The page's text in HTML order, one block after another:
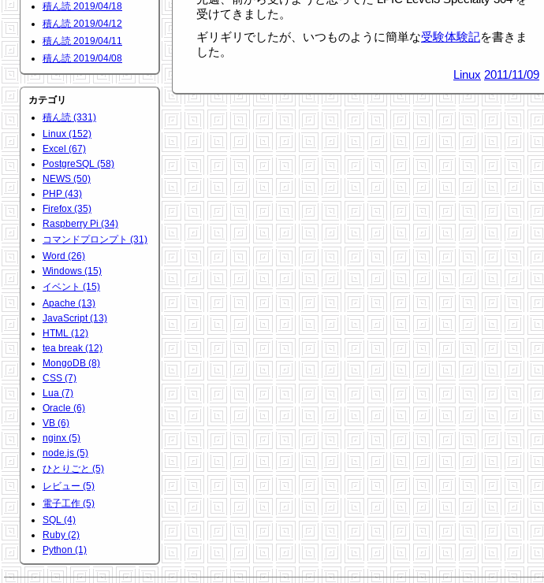
積ん読 2019/04/18
積ん読 2019/04/12
積ん読 2019/04/11
積ん読 2019/04/08
カテゴリ
積ん読 (331)
Linux (152)
Excel (67)
PostgreSQL (58)
NEWS (50)
PHP (43)
Firefox (35)
Raspberry Pi (34)
コマンドプロンプト (31)
Word (26)
Windows (15)
イベント (15)
Apache (13)
JavaScript (13)
HTML (12)
tea break (12)
MongoDB (8)
CSS (7)
Lua (7)
Oracle (6)
VB (6)
nginx (5)
node.js (5)
ひとりごと (5)
レビュー (5)
電子工作 (5)
SQL (4)
Ruby (2)
Python (1)
受けてきました。
ギリギリでしたが、いつものように簡単な受験体験記を書きま
した。
Linux 2011/11/09